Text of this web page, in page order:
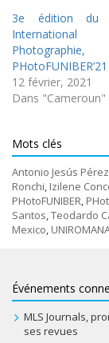
3e édition du
Photographie,
PHotoFUNIBER’21
12 février, 2021
Dans "Cameroun"
Mots clés
Antonio Jesús
Ronchi, Izilene
PHotoFUNIBER,
Santos,Teodardo
Mexico,
Événements
MLS Journals,
ses revues